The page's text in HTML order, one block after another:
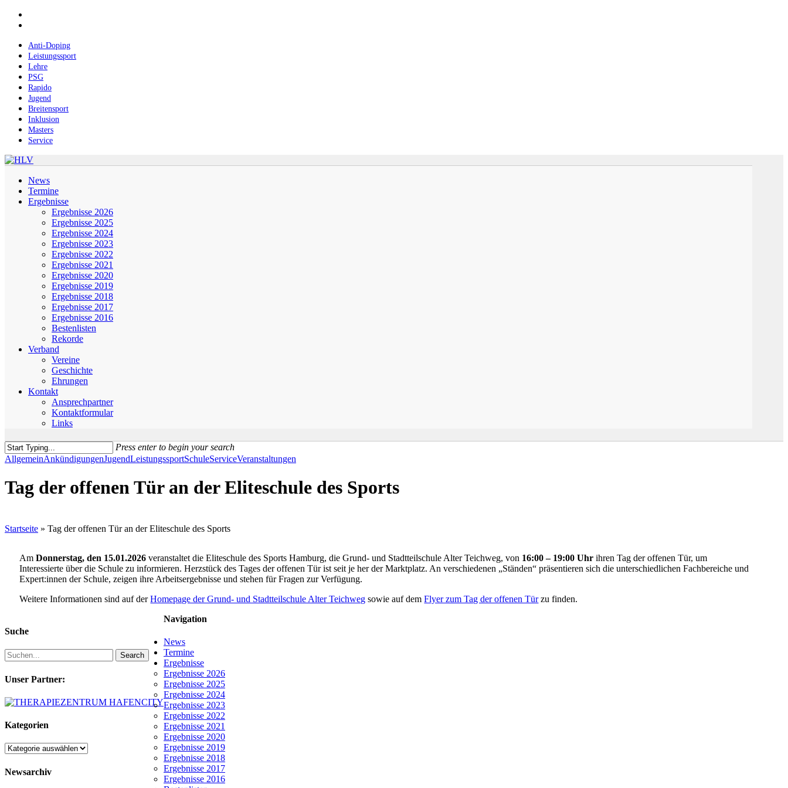
Skip
contentAnti-Doping
Leistungssport
Lehre
PSG
Rapido
Jugend
Breitensport
Inklusion
Masters
Service
News
Termine
Ergebnisse
Ergebnisse 2026
Ergebnisse 2025
Ergebnisse 2024
Ergebnisse 2023
Ergebnisse 2022
Ergebnisse 2021
Ergebnisse 2020
Ergebnisse 2019
Ergebnisse 2018
Ergebnisse 2017
Ergebnisse 2016
Bestenlisten
Rekorde
Verband
Vereine
Geschichte
Ehrungen
Kontakt
Ansprechpartner
Kontaktformular
Links
Press enter to begin your search
Close
AllgemeinAnkündigungenJugendLeistungssportSchuleServiceVeranstaltungen
Tag der offenen Tür an der Eliteschule des Sports
Startseite » Tag der offenen Tür an der Eliteschule des Sports
AmDonnerstag, den 15.01.2026 veranstaltet die Eliteschule des Sports Hamburg, die Grund- und Stadtteilschule Alter Teichweg, von 16:00 – 19:00 Uhr ihren Tag der offenen Tür, um
Interessierte über die Schule zu informieren. Herzstück des Tages der offenen Tür ist seit je her der Marktplatz. An verschiedenen „Ständen“ präsentieren sich die unterschiedlichen Fachbereiche und
Expert:innen der Schule, zeigen ihre Arbeitsergebnisse und stehen für Fragen zur Verfügung.
Weitere Informationen sind auf derHomepage der Grund- und Stadtteilschule Alter Teichweg sowie auf demFlyer zum Tag der offenen Türzu finden.
Suche
Search
Unser Partner:
Kategorien
Kategorien
Newsarchiv
Navigation
News
Termine
Ergebnisse
Ergebnisse 2026
Ergebnisse 2025
Ergebnisse 2024
Ergebnisse 2023
Ergebnisse 2022
Ergebnisse 2021
Ergebnisse 2020
Ergebnisse 2019
Ergebnisse 2018
Ergebnisse 2017
Ergebnisse 2016